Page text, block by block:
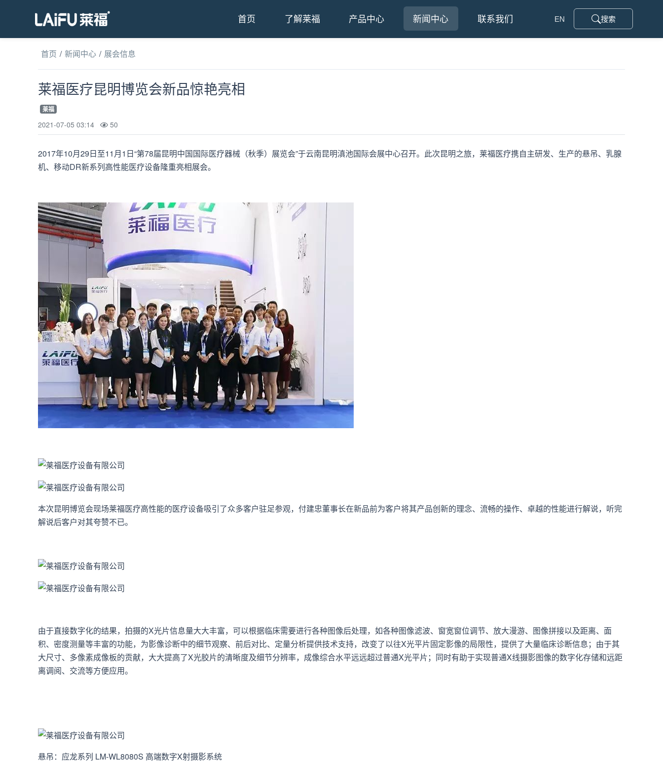
首页 了解莱福 产品中心 新闻中心 联系我们 EN
首页 / 新闻中心 / 展会信息
莱福医疗昆明博览会新品惊艳亮相
莱福
2021-07-05 03:14 50
2017年10月29日至11月1日“第78届昆明中国国际医疗器械（秋季）展览会”于云南昆明滇池国际会展中心召开。此次昆明之旅，莱福医疗携自主研发、生产的悬吊、乳腺
机、移动DR新系列高性能医疗设备隆重亮相展会。
本次昆明博览会现场莱福医疗高性能的医疗设备吸引了众多客户驻足参观，付建忠董事长在新品前为客户将其产品创新的理念、流畅的操作、卓越的性能进行解说，听完
解说后客户对其夸赞不已。
由于直接数字化的结果，拍摄的X光片信息量大大丰富，可以根据临床需要进行各种图像后处理，如各种图像滤波、窗宽窗位调节、放大漫游、图像拼接以及距离、面
积、密度测量等丰富的功能，为影像诊断中的细节观察、前后对比、定量分析提供技术支持，改变了以往X光平片固定影像的局限性，提供了大量临床诊断信息；由于其
大尺寸、多像素成像板的贡献，大大提高了X光胶片的清晰度及细节分辨率，成像综合水平远远超过普通X光平片；同时有助于实现普通X线摄影图像的数字化存储和远距
离调阅、交流等方便应用。
悬吊：应龙系列 LM-WL8080S 高端数字X射摄影系统